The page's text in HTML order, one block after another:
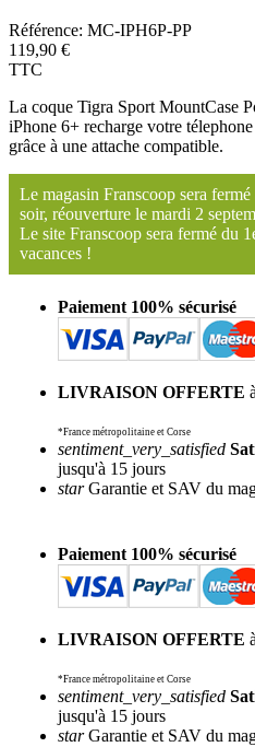
Référence: MC-IPH6P-PP
119,90 €
TTC
La coque Tigra Sport MountCase
iPhone 6+ recharge votre
grâce à une attache compatible.
Le magasin Franscoop sera
soir, réouverture le mardi 2
Le site Franscoop sera fermé du
vacances !
Paiement 100% sécurisé
LIVRAISON OFFERTE
*France métropolitaine et Corse
sentiment_very_satisfied
jusqu'à 15 jours
starGarantie et SAV du
Paiement 100% sécurisé
LIVRAISON OFFERTE
*France métropolitaine et Corse
sentiment_very_satisfied
jusqu'à 15 jours
starGarantie et SAV du